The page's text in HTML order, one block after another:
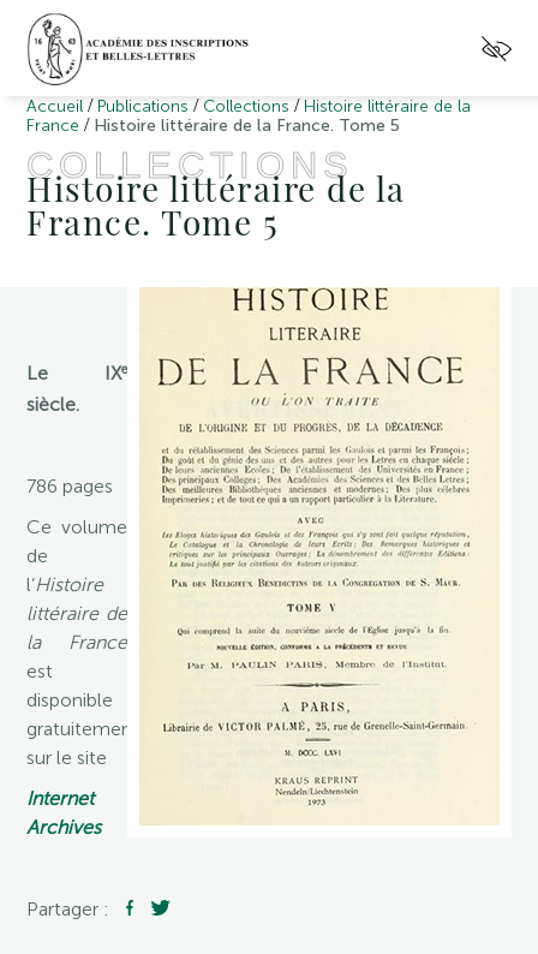
Accueil / Publications / Collections / Histoire littéraire de la
France / Histoire littéraire de la France. Tome 5
COLLECTIONS
Histoire littéraire de la
France. Tome 5
Le IXe
siècle.
786 pages
Ce volume
de
l’Histoire
littéraire de
la France
est
disponible
gratuitement
sur le site
Internet
Archives
Partager :